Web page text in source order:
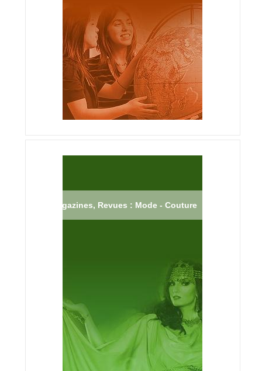
Magazines, Revues : Mode - Couture